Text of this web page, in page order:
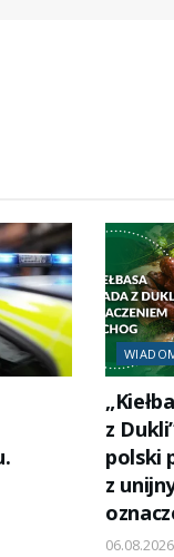
z
polski
z
06.08.2026